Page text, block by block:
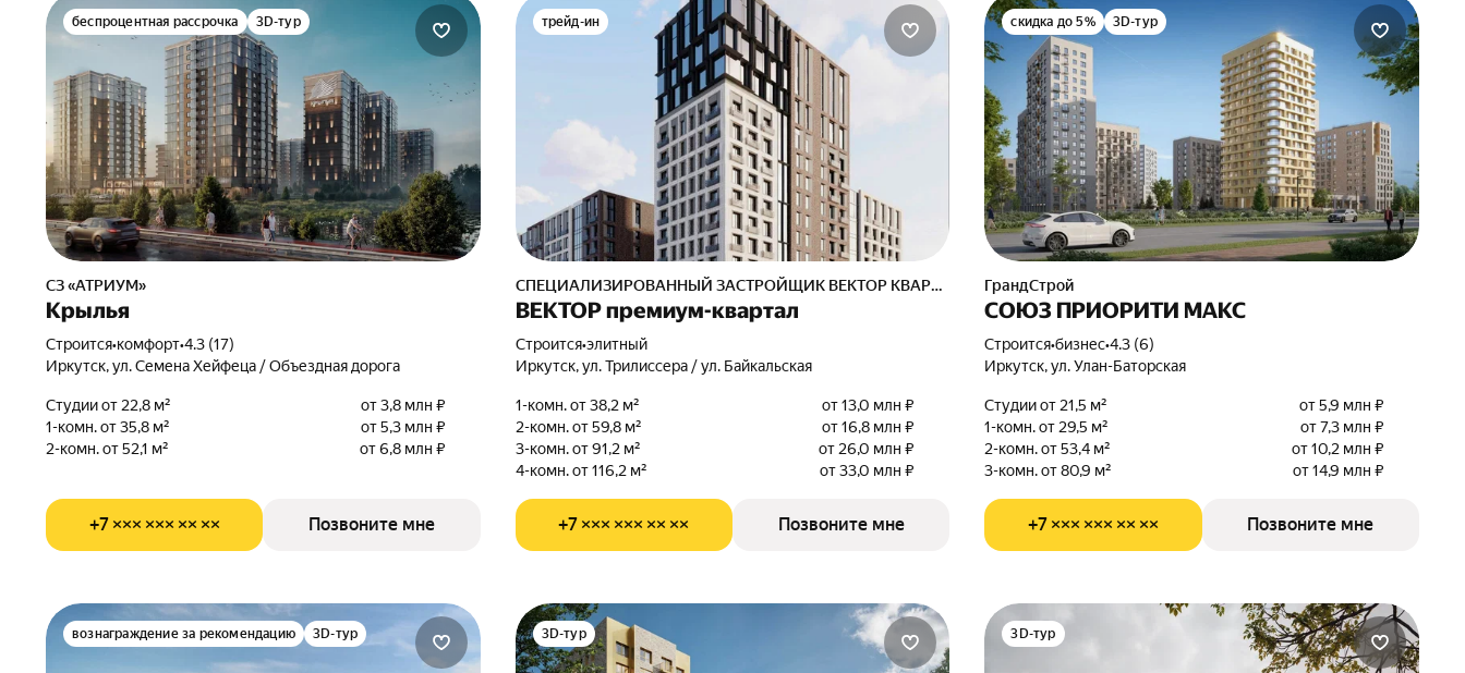
беспроцентная рассрочка 3D-тур
СЗ «АТРИУМ»
Крылья
Строится•комфорт•4.3 (17)
Иркутск, ул. Семена Хейфеца / Объездная дорога
Студии от 22,8 м²
от 3,8 млн ₽
1-комн. от 35,8 м²
от 5,3 млн ₽
2-комн. от 52,1 м²
от 6,8 млн ₽
+7 ××× ××× ×× ×× Позвоните мне
трейд-ин
СПЕЦИАЛИЗИРОВАННЫЙ ЗАСТРОЙЩИК ВЕКТОР КВАРТАЛ
ВЕКТОР премиум-квартал
Строится•элитный
Иркутск, ул. Трилиссера / ул. Байкальская
1-комн. от 38,2 м²
от 13,0 млн ₽
2-комн. от 59,8 м²
от 16,8 млн ₽
3-комн. от 91,2 м²
от 26,0 млн ₽
4-комн. от 116,2 м²
от 33,0 млн ₽
+7 ××× ××× ×× ×× Позвоните мне
скидка до 5% 3D-тур
ГрандСтрой
СОЮЗ ПРИОРИТИ МАКС
Строится•бизнес•4.3 (6)
Иркутск, ул. Улан-Баторская
Студии от 21,5 м²
от 5,9 млн ₽
1-комн. от 29,5 м²
от 7,3 млн ₽
2-комн. от 53,4 м²
от 10,2 млн ₽
3-комн. от 80,9 м²
от 14,9 млн ₽
+7 ××× ××× ×× ×× Позвоните мне
вознаграждение за рекомендацию 3D-тур 3D-тур 3D-тур